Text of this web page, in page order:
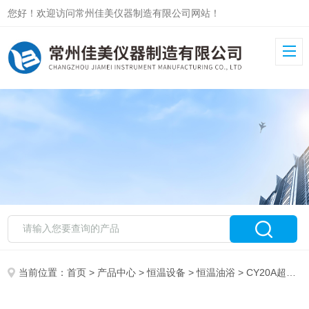
您好！欢迎访问常州佳美仪器制造有限公司网站！
当前位置：首页 > 产品中心 >恒温设备 >恒温油浴 > CY20A超级油槽